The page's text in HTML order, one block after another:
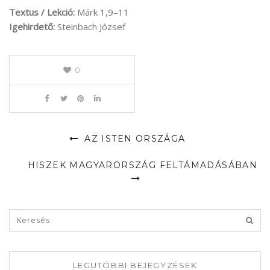
Textus / Lekció: Márk 1,9–11
Igehirdető: Steinbach József
0
AZ ISTEN ORSZÁGA
HISZEK MAGYARORSZÁG FELTÁMADÁSÁBAN
LEGUTÓBBI BEJEGYZÉSEK